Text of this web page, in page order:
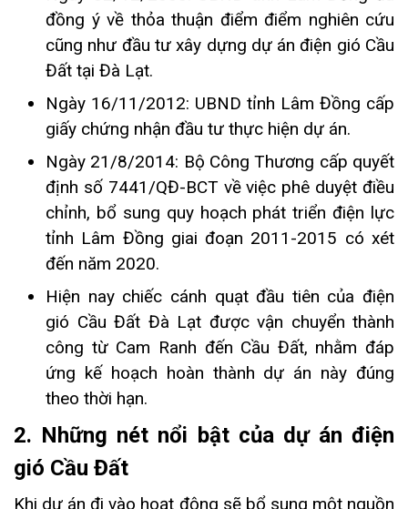
đồng ý về thỏa thuận điểm điểm nghiên cứu
cũng như đầu tư xây dựng dự án điện gió Cầu
Đất tại Đà Lạt.
Ngày 16/11/2012: UBND tỉnh Lâm Đồng cấp
giấy chứng nhận đầu tư thực hiện dự án.
Ngày 21/8/2014: Bộ Công Thương cấp quyết
định số 7441/QĐ-BCT về việc phê duyệt điều
chỉnh, bổ sung quy hoạch phát triển điện lực
tỉnh Lâm Đồng giai đoạn 2011-2015 có xét
đến năm 2020.
Hiện nay chiếc cánh quạt đầu tiên của điện
gió Cầu Đất Đà Lạt được vận chuyển thành
công từ Cam Ranh đến Cầu Đất, nhằm đáp
ứng kế hoạch hoàn thành dự án này đúng
theo thời hạn.
2. Những nét nổi bật của dự án điện
gió Cầu Đất
Khi dự án đi vào hoạt động sẽ bổ sung một nguồn